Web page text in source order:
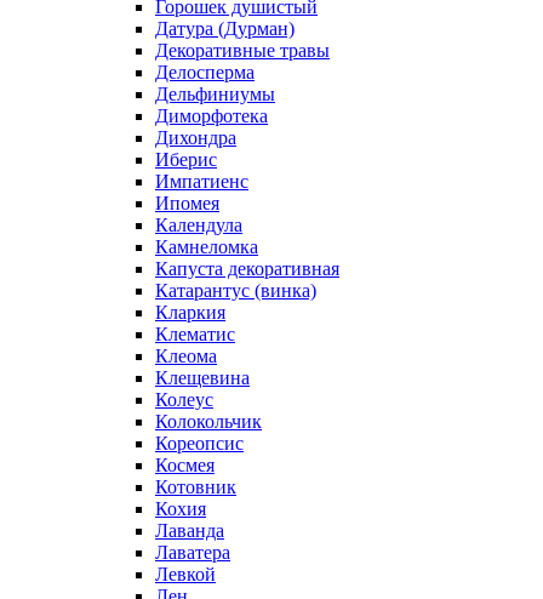
Горошек душистый
Датура (Дурман)
Декоративные травы
Делосперма
Дельфиниумы
Диморфотека
Дихондра
Иберис
Импатиенс
Ипомея
Календула
Камнеломка
Капуста декоративная
Катарантус (винка)
Кларкия
Клематис
Клеома
Клещевина
Колеус
Колокольчик
Кореопсис
Космея
Котовник
Кохия
Лаванда
Лаватера
Левкой